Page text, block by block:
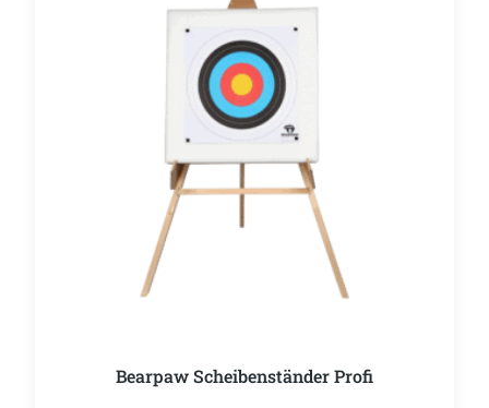
Bearpaw Scheibenständer Profi